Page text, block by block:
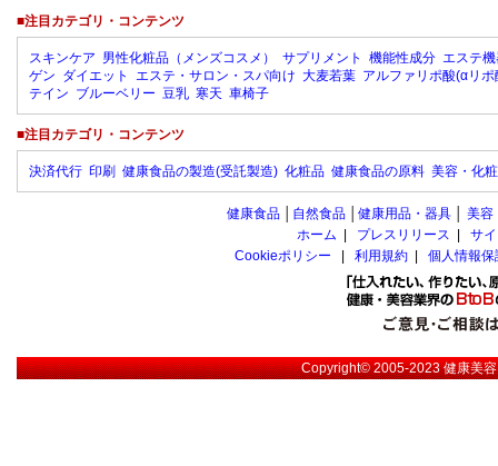
■注目カテゴリ・コンテンツ
スキンケア 男性化粧品（メンズコスメ） サプリメント 機能性成分 エステ
ゲン ダイエット エステ・サロン・スパ向け 大麦若葉 アルファリポ酸(αリポ
テイン ブルーベリー 豆乳 寒天 車椅子
■注目カテゴリ・コンテンツ
決済代行 印刷 健康食品の製造(受託製造) 化粧品 健康食品の原料 美容・化
健康食品 自然食品 健康用品・器具 美容
ホーム
プレスリリース
サ
Cookieポリシー
利用規約 個人情報
Copyright© 2005-2023健康美